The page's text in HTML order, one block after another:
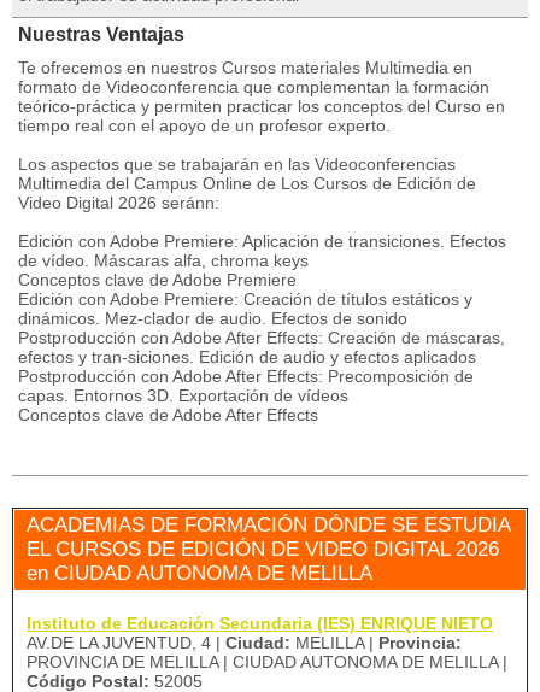
Nuestras Ventajas
Te ofrecemos en nuestros Cursos materiales Multimedia en
formato de Videoconferencia que complementan la formación
teórico-práctica y permiten practicar los conceptos del Curso en
tiempo real con el apoyo de un profesor experto.
Los aspectos que se trabajarán en las Videoconferencias
Multimedia del Campus Online de Los Cursos de Edición de
Video Digital 2026 seránn:
Edición con Adobe Premiere: Aplicación de transiciones. Efectos
de vídeo. Máscaras alfa, chroma keys
Conceptos clave de Adobe Premiere
Edición con Adobe Premiere: Creación de títulos estáticos y
dinámicos. Mez-clador de audio. Efectos de sonido
Postproducción con Adobe After Effects: Creación de máscaras,
efectos y tran-siciones. Edición de audio y efectos aplicados
Postproducción con Adobe After Effects: Precomposición de
capas. Entornos 3D. Exportación de vídeos
Conceptos clave de Adobe After Effects
ACADEMIAS DE FORMACIÓN DÓNDE SE ESTUDIA
EL CURSOS DE EDICIÓN DE VIDEO DIGITAL 2026
en CIUDAD AUTONOMA DE MELILLA
Instituto de Educación Secundaria (IES) ENRIQUE NIETO
AV.DE LA JUVENTUD, 4 | Ciudad: MELILLA | Provincia:
PROVINCIA DE MELILLA | CIUDAD AUTONOMA DE MELILLA |
Código Postal: 52005